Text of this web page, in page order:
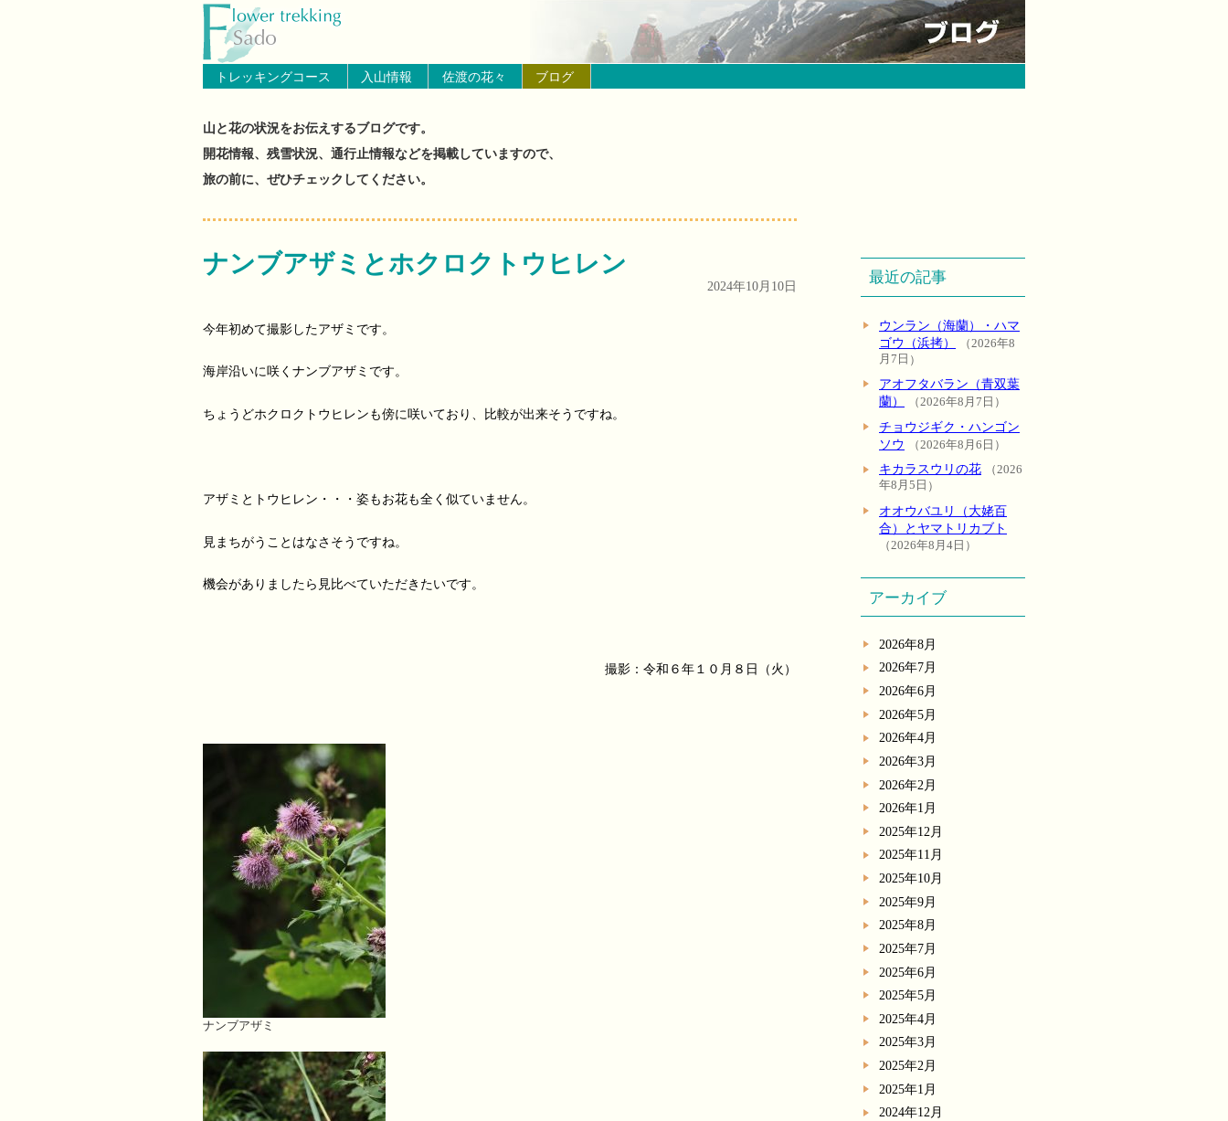
ブログ（佐渡島の山と花の状況）
トレッキングコース 入山情報 佐渡の花々 ブログ
山と花の状況をお伝えするブログです。
開花情報、残雪状況、通行止情報などを掲載していますので、
旅の前に、ぜひチェックしてください。
ナンブアザミとホクロクトウヒレン
2024年10月10日
今年初めて撮影したアザミです。
海岸沿いに咲くナンブアザミです。
ちょうどホクロクトウヒレンも傍に咲いており、比較が出来そうですね。
アザミとトウヒレン・・・姿もお花も全く似ていません。
見まちがうことはなさそうですね。
機会がありましたら見比べていただきたいです。
撮影：令和６年１０月８日（火）
ナンブアザミ
最近の記事
ウンラン（海蘭）・ハマ
ゴウ（浜拷）
2026年8
月7日
アオフタバラン（青双葉
蘭）
2026年8月7日
チョウジギク・ハンゴン
ソウ
2026年8月6日
キカラスウリの花 2026
年8月5日
オオウバユリ（大姥百
合）とヤマトリカブト
2026年8月4日
アーカイブ
2026年8月
2026年7月
2026年6月
2026年5月
2026年4月
2026年3月
2026年2月
2026年1月
2025年12月
2025年11月
2025年10月
2025年9月
2025年8月
2025年7月
2025年6月
2025年5月
2025年4月
2025年3月
2025年2月
2025年1月
2024年12月
トップページへ戻る